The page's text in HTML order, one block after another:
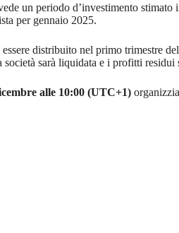
un periodo d’investimento
per gennaio 2025.
distribuito nel primo trimestre
società sarà liquidata e i profitti
alle 10:00 (UTC+1)